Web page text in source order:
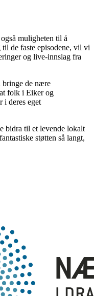
muligheten til å
de faste episodene, vil vi
og live-innslag fra
bringe de nære
folk i Eiker og
i deres eget
bidra til et levende lokalt
støtten så langt,